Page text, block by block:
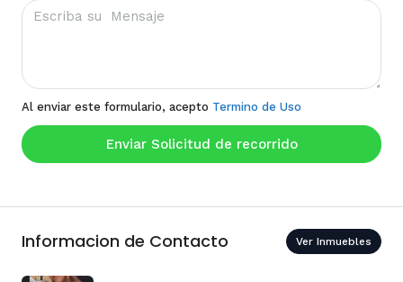
Al enviar este formulario, acepto Termino de Uso
Enviar Solicitud de recorrido
Informacion de Contacto Ver Inmuebles